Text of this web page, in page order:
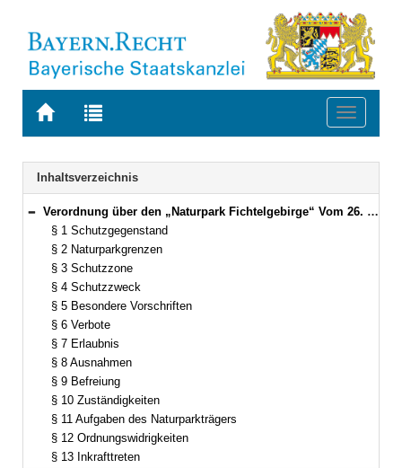
Zur
BAYERN.RECHT
Zur
letzten
Suche
Toggle
Navigation
Inhaltsverzeichnis
Bereich reduzieren
Verordnung über den „Naturpark Fichtelgebirge“ Vom 26. Juli 1990 (GVBl. S. 309) BayRS 791-5-12-U [Stand: 1.9.1998] (§§ 1–13)
§ 1 Schutzgegenstand
§ 2 Naturparkgrenzen
§ 3 Schutzzone
§ 4 Schutzzweck
§ 5 Besondere Vorschriften
§ 6 Verbote
§ 7 Erlaubnis
§ 8 Ausnahmen
§ 9 Befreiung
§ 10 Zuständigkeiten
§ 11 Aufgaben des Naturparkträgers
§ 12 Ordnungswidrigkeiten
§ 13 Inkrafttreten